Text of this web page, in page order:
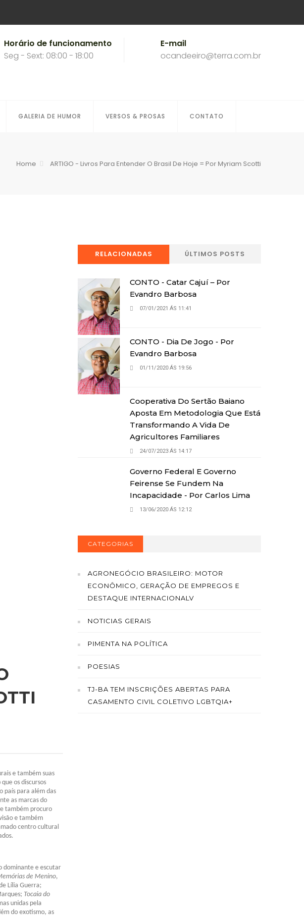
Horário de funcionamento
Seg - Sext: 08:00 - 18:00
E-mail
ocandeeiro@terra.com.br
GALERIA DE HUMOR VERSOS & PROSAS CONTATO
Home ARTIGO - Livros Para Entender O Brasil De Hoje = Por Myriam Scotti
e também suas
os discursos
país para além das
as marcas do
também procuro
e também
centro cultural
dominante e escutar
de Menino,
Lília Guerra;
Tocaia do
unidas pela
do exotismo, as
RELACIONADAS ÚLTIMOS POSTS
CONTO - Catar Cajuí – Por
Evandro Barbosa
07/01/2021 ÁS 11:41
CONTO - Dia De Jogo - Por
Evandro Barbosa
01/11/2020 ÁS 19:56
Cooperativa Do Sertão Baiano
Aposta Em Metodologia Que Está
Transformando A Vida De
Agricultores Familiares
24/07/2023 ÁS 14:17
Governo Federal E Governo
Feirense Se Fundem Na
Incapacidade - Por Carlos Lima
13/06/2020 ÁS 12:12
CATEGORIAS
AGRONEGÓCIO BRASILEIRO: MOTOR
ECONÔMICO, GERAÇÃO DE EMPREGOS E
DESTAQUE INTERNACIONALV
NOTICIAS GERAIS
PIMENTA NA POLÍTICA
POESIAS
TJ-BA TEM INSCRIÇÕES ABERTAS PARA
CASAMENTO CIVIL COLETIVO LGBTQIA+